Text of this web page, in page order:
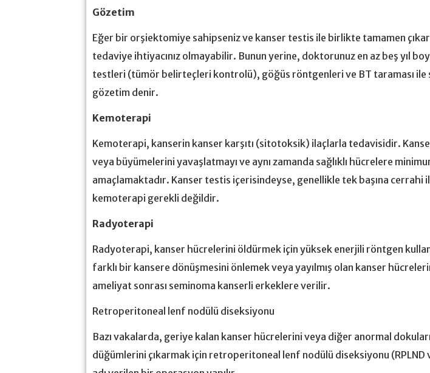
Gözetim
Eğer bir orşiektomiye sahipseniz ve kanser testis ile birlikte tamamen
tedaviye ihtiyacınız olmayabilir. Bunun yerine, doktorunuz en az beş yıl
testleri (tümör belirteçleri kontrolü), göğüs röntgenleri ve BT taraması ile
gözetim denir.
Kemoterapi
Kemoterapi, kanserin kanser karşıtı (sitotoksik) ilaçlarla tedavisidir.
veya büyümelerini yavaşlatmayı ve aynı zamanda sağlıklı hücrelere
amaçlamaktadır. Kanser testis içerisindeyse, genellikle tek başına cerrahi
kemoterapi gerekli değildir.
Radyoterapi
Radyoterapi, kanser hücrelerini öldürmek için yüksek enerjili röntgen
farklı bir kansere dönüşmesini önlemek veya yayılmış olan kanser
ameliyat sonrası seminoma kanserli erkeklere verilir.
Retroperitoneal lenf nodülü diseksiyonu
Bazı vakalarda, geriye kalan kanser hücrelerini veya diğer anormal
düğümlerini çıkarmak için retroperitoneal lenf nodülü diseksiyonu